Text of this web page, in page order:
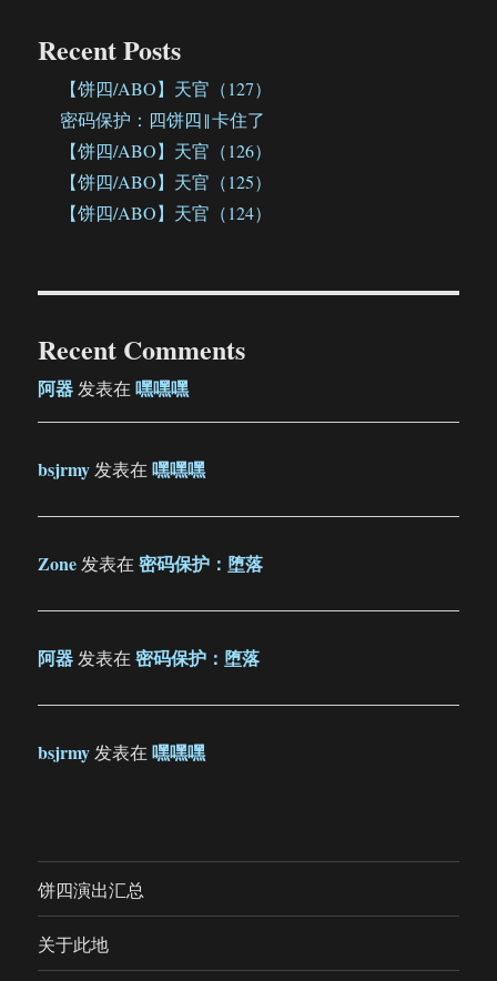
Recent Posts
【饼四/ABO】天官（127）
密码保护：四饼四‖卡住了
【饼四/ABO】天官（126）
【饼四/ABO】天官（125）
【饼四/ABO】天官（124）
Recent Comments
阿器发表在嘿嘿嘿
bsjrmy发表在嘿嘿嘿
Zone发表在密码保护：堕落
阿器发表在密码保护：堕落
bsjrmy发表在嘿嘿嘿
饼四演出汇总
关于此地